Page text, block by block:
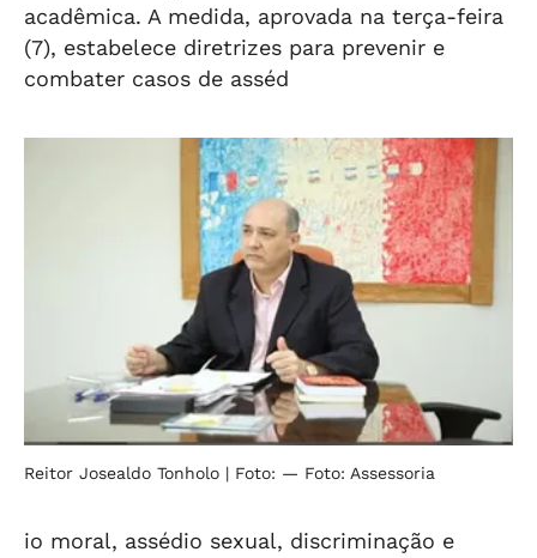
acadêmica. A medida, aprovada na terça-feira
(7), estabelece diretrizes para prevenir e
combater casos de asséd
Reitor Josealdo Tonholo | Foto: — Foto: Assessoria
io moral, assédio sexual, discriminação e